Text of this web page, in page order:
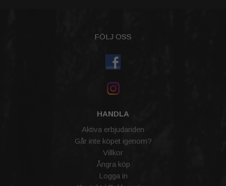
FÖLJ OSS
HANDLA
Aktiva erbjudanden
Går inte köpet igenom?
Villkor
Ångra köp
Logga in